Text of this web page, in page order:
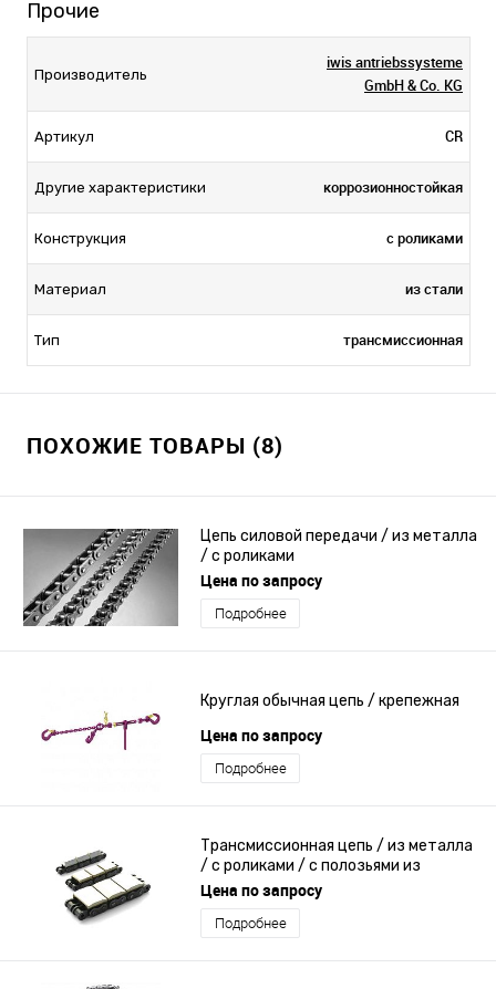
Прочие
Производитель
iwis antriebssysteme
GmbH & Co. KG
Артикул CR
Другие характеристики коррозионностойкая
Конструкция с роликами
Материал из стали
Тип трансмиссионная
ПОХОЖИЕ ТОВАРЫ (8)
Цепь силовой передачи / из металла
/ с роликами
Цена по запросу
Подробнее
Круглая обычная цепь / крепежная
Цена по запросу
Подробнее
Трансмиссионная цепь / из металла
/ с роликами / с полозьями из
каучука
Цена по запросу
Подробнее